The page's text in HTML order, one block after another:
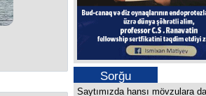
Sorğu
Saytımızda hansı mövzulara